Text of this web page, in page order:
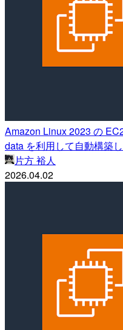
Amazon Linux 2023 の
data を利用して自動構築
片方 裕人
2026.04.02